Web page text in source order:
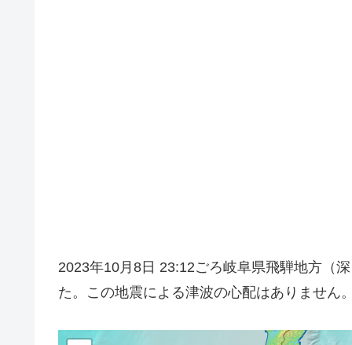
2023年10月8日 23:12ごろ岐阜県飛騨地方（
た。この地震による津波の心配はありません